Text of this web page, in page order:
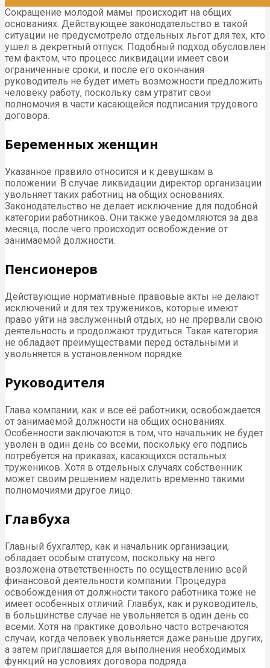
Сокращение молодой мамы происходит на общих
основаниях. Действующее законодательство в такой
ситуации не предусмотрело отдельных льгот для тех, кто
ушел в декретный отпуск. Подобный подход обусловлен
тем фактом, что процесс ликвидации имеет свои
ограниченные сроки, и после его окончания
руководитель не будет иметь возможности предложить
человеку работу, поскольку сам утратит свои
полномочия в части касающейся подписания трудового
договора.
Беременных женщин
Указанное правило относится и к девушкам в
положении. В случае ликвидации директор организации
увольняет таких работниц на общих основаниях.
Законодательство не делает исключение для подобной
категории работников. Они также уведомляются за два
месяца, после чего происходит освобождение от
занимаемой должности.
Пенсионеров
Действующие нормативные правовые акты не делают
исключений и для тех тружеников, которые имеют
право уйти на заслуженный отдых, но не прервали свою
деятельность и продолжают трудиться. Такая категория
не обладает преимуществами перед остальными и
увольняется в установленном порядке.
Руководителя
Глава компании, как и все её работники, освобождается
от занимаемой должности на общих основаниях.
Особенности заключаются в том, что начальник не будет
уволен в один день со всеми, поскольку его подпись
потребуется на приказах, касающихся остальных
тружеников. Хотя в отдельных случаях собственник
может своим решением наделить временно такими
полномочиями другое лицо.
Главбуха
Главный бухгалтер, как и начальник организации,
обладает особым статусом, поскольку на него
возложена ответственность по осуществлению всей
финансовой деятельности компании. Процедура
освобождения от должности такого работника тоже не
имеет особенных отличий. Главбух, как и руководитель,
в большинстве случае не увольняется в один день со
всеми. Хотя на практике довольно часто встречаются
случаи, когда человек увольняется даже раньше других,
а затем приглашается для выполнения необходимых
функций на условиях договора подряда.